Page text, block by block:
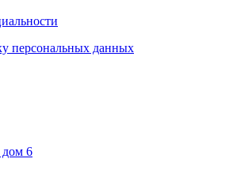
персональных данных
6